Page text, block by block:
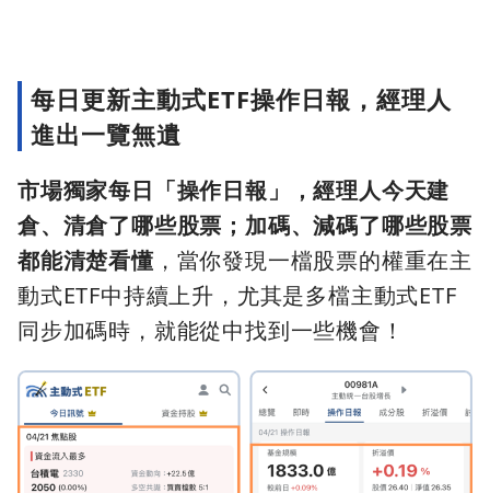
每日更新主動式ETF操作日報，經理人
進出一覽無遺
市場獨家每日「操作日報」，經理人今天建
倉、清倉了哪些股票；加碼、減碼了哪些股票
都能清楚看懂，當你發現一檔股票的權重在主
動式ETF中持續上升，尤其是多檔主動式ETF
同步加碼時，就能從中找到一些機會！